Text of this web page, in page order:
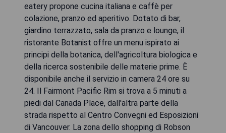
eatery propone cucina italiana e caffè per
colazione, pranzo ed aperitivo. Dotato di bar,
giardino terrazzato, sala da pranzo e lounge, il
ristorante Botanist offre un menu ispirato ai
principi della botanica, dell'agricoltura biologica e
della ricerca sostenibile delle materie prime. È
disponibile anche il servizio in camera 24 ore su
24. Il Fairmont Pacific Rim si trova a 5 minuti a
piedi dal Canada Place, dall'altra parte della
strada rispetto al Centro Convegni ed Esposizioni
di Vancouver. La zona dello shopping di Robson